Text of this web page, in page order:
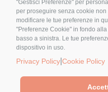
"Gestisci Preferenze" per
per proseguire senza cookie
modificare le tue preferenze in
"Preferenze Cookie" in fondo
basso a sinistra. Le tue
dispositivo in uso.
Privacy Policy Cookie Policy
semplice
Aggiungi al
Email*